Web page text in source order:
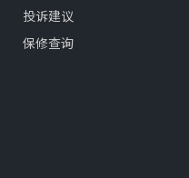
投诉建议
保修查询